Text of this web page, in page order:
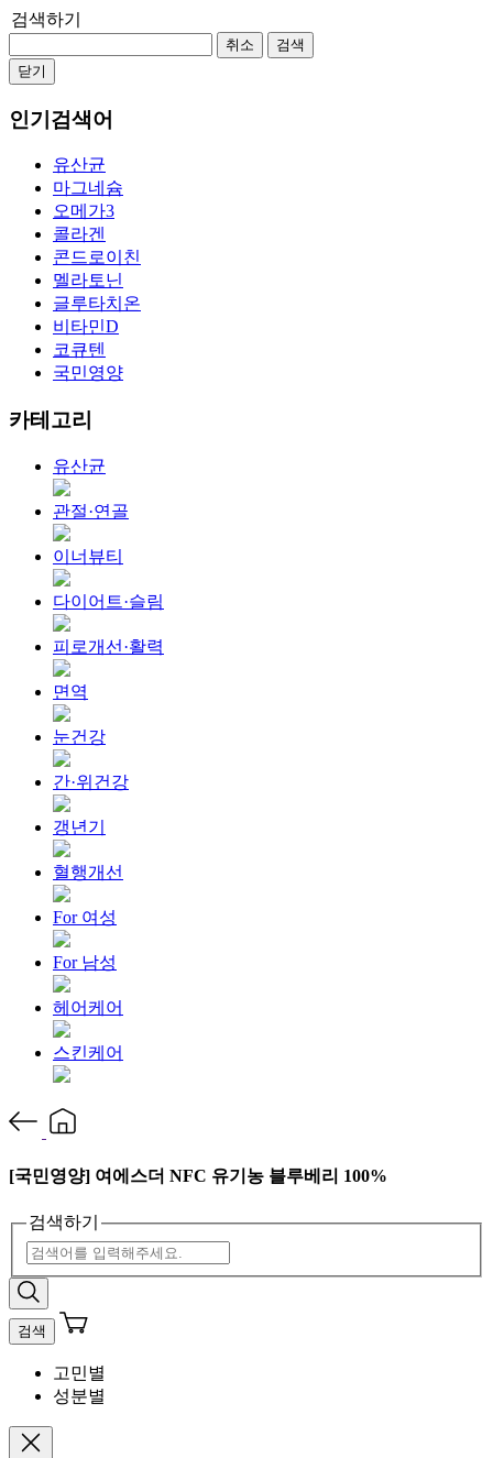
검색하기
취소
검색
닫기
인기검색어
유산균
마그네슘
오메가3
콜라겐
콘드로이친
멜라토닌
글루타치온
비타민D
코큐텐
국민영양
카테고리
유산균
관절·연골
이너뷰티
다이어트·슬림
피로개선·활력
면역
눈건강
간·위건강
갱년기
혈행개선
For 여성
For 남성
헤어케어
스킨케어
[국민영양] 여에스더 NFC 유기농 블루베리 100%
검색하기
검색
고민별
성분별